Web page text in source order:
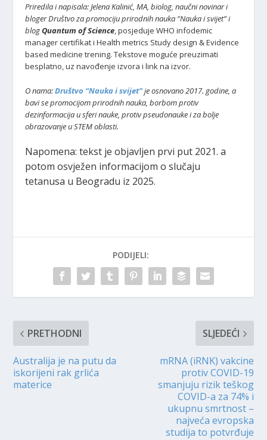
Priredila i napisala: Jelena Kalinić, MA, biolog, naučni novinar i
bloger Društvo za promociju prirodnih nauka “Nauka i svijet” i
blogQuantum of Science, posjeduje WHO infodemic
manager certifikat i Health metrics Study design & Evidence
based medicine trening. Tekstove moguće preuzimati
besplatno, uz navođenje izvora i link na izvor.
O nama:Društvo “Nauka i svijet”je osnovano 2017. godine, a
bavi se promocijom prirodnih nauka, borbom protiv
dezinformacija u sferi nauke, protiv pseudonauke i za bolje
obrazovanje u STEM oblasti.
Napomena: tekst je objavljen prvi put 2021. a
potom osvježen informacijom o slučaju
tetanusa u Beogradu iz 2025.
PODIJELI:
PRETHODNI
Australija je na putu da
iskorijeni rak grlića
materice
SLJEDEĆI
mRNA (iRNK) vakcine
protiv COVID-19
smanjuju rizik teškog
COVID-a za 74% i
ukupnu smrtnost –
najveća evropska
studija to potvrđuje